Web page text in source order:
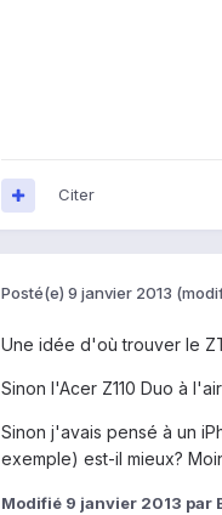
Citer
Posté(e) 9 janvier 2013
Une idée d'où trouver le
Sinon l'Acer Z110 Duo à
Sinon j'avais pensé à un
exemple) est-il mieux?
Modifié 9 janvier 2013 par